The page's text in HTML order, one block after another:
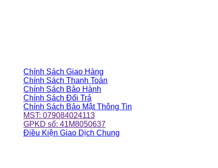
Chính Sách Giao Hàng
Chính Sách Thanh Toán
Chính Sách Bảo Hành
Chính Sách Đổi Trả
Chính Sách Bảo Mật Thông Tin
MST: 079084024113
GPKD số: 41M8050637
Điều Kiện Giao Dịch Chung